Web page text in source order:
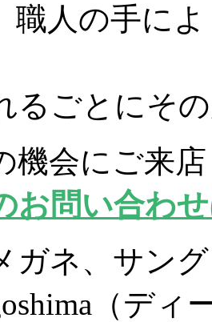
職人の手に
るごとにそ
機会にご来
お問い合わ
ガネ、サン
（ディ